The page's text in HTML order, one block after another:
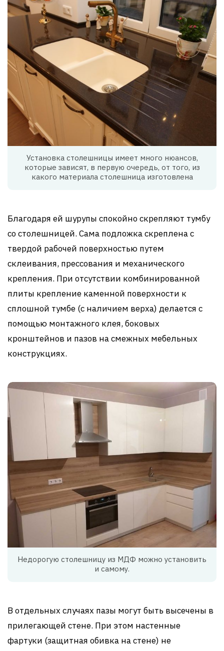
Установка столешницы имеет много нюансов,
которые зависят, в первую очередь, от того, из
какого материала столешница изготовлена
Благодаря ей шурупы спокойно скрепляют тумбу
со столешницей. Сама подложка скреплена с
твердой рабочей поверхностью путем
склеивания, прессования и механического
крепления. При отсутствии комбинированной
плиты крепление каменной поверхности к
сплошной тумбе (с наличием верха) делается с
помощью монтажного клея, боковых
кронштейнов и пазов на смежных мебельных
конструкциях.
Недорогую столешницу из МДФ можно установить
и самому.
В отдельных случаях пазы могут быть высечены в
прилегающей стене. При этом настенные
фартуки (защитная обивка на стене) не